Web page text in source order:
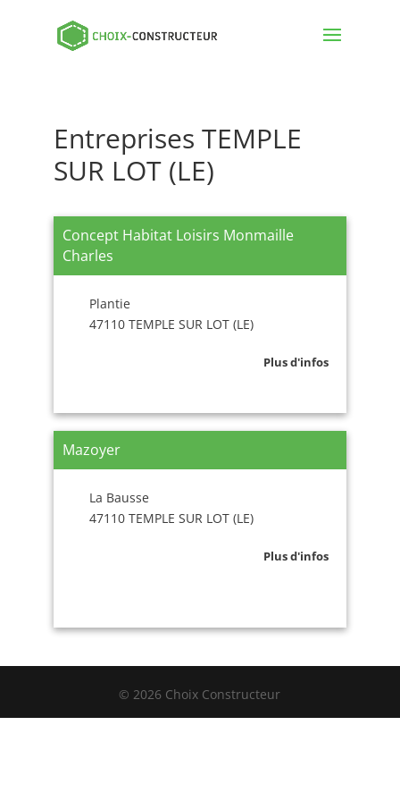
Entreprises TEMPLE
SUR LOT (LE)
Concept Habitat Loisirs Monmaille
Charles
Plantie
47110 TEMPLE SUR LOT (LE)
Plus d'infos
Mazoyer
La Bausse
47110 TEMPLE SUR LOT (LE)
Plus d'infos
© 2026 Choix Constructeur